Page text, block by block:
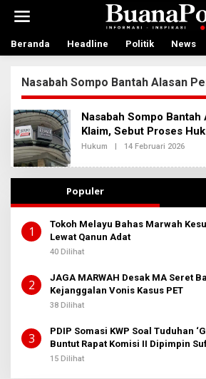
t
Beranda Headline Politik News
Nasabah Sompo Bantah Alasan
Nasabah Sompo Bantah
Klaim, Sebut Proses
Hukum | 14 Februari 2026
E
H
M
N
T
Populer
1
Tokoh Melayu Bahas Marwah
Lewat Qanun Adat
40 Dilihat
2
JAGA MARWAH Desak MA Seret
Kejanggalan Vonis Kasus PET
38 Dilihat
3
PDIP Somasi KWP Soal Tuduhan
Buntut Rapat Komisi II Dipimpin
15 Dilihat